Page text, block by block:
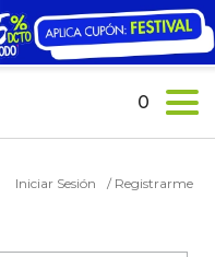
Iniciar Sesión / Registrarme
0